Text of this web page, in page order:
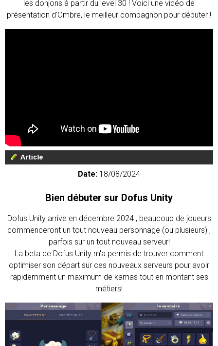
les donjons à partir du level 30 ! Voici une vidéo de
présentation d'Ombre, le meilleur compagnon pour débuter !
Date: 18/08/2024
Bien débuter sur Dofus Unity
Dofus Unity arrive en décembre 2024 , beaucoup de joueurs
commenceront un tout nouveau personnage (ou plusieurs) ,
parfois sur un tout nouveau serveur!
La beta de Dofus Unity m'a permis de trouver comment
optimiser son départ sur ces nouveaux serveurs pour avoir
rapidemment un maximum de kamas tout en montant ses
métiers!